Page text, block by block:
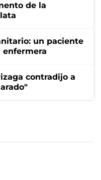
de la
un paciente
enfermera
contradijo a